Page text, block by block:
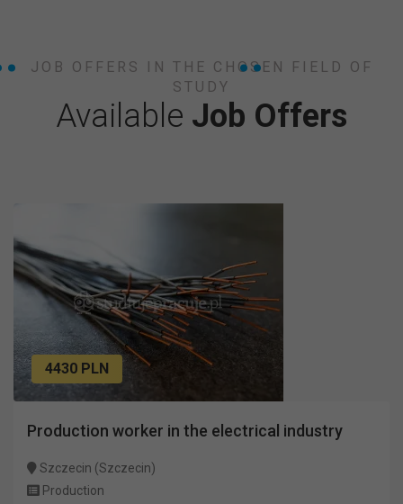
JOB OFFERS IN THE CHOSEN FIELD OF
STUDY
Available Job Offers
4430 PLN
Production worker in the electrical industry
Szczecin (Szczecin)
Production